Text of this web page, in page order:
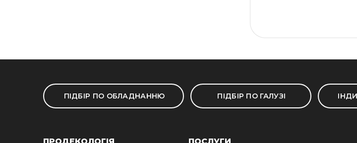
ПІДБІР ПО ОБЛАДНАННЮ ПІДБІР ПО ГАЛУЗІ